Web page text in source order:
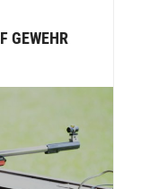
GEWEHR